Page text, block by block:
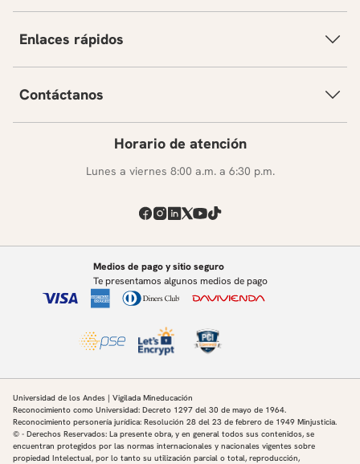
Enlaces rápidos
Contáctanos
Horario de atención
Lunes a viernes 8:00 a.m. a 6:30 p.m.
Medios de pago y sitio seguro
Te presentamos algunos medios de pago
Universidad de los Andes | Vigilada Mineducación
Reconocimiento como Universidad: Decreto 1297 del 30 de mayo de 1964.
Reconocimiento personería jurídica: Resolución 28 del 23 de febrero de 1949 Minjusticia.
© - Derechos Reservados: La presente obra, y en general todos sus contenidos, se
encuentran protegidos por las normas internacionales y nacionales vigentes sobre
propiedad Intelectual, por lo tanto su utilización parcial o total, reproducción,